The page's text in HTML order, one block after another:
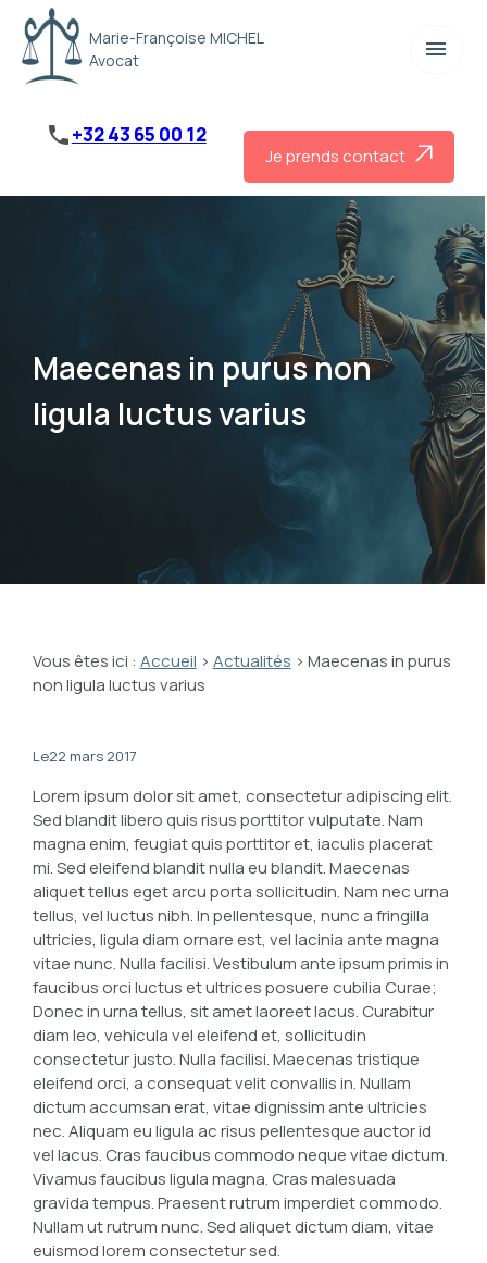
Marie-Françoise MICHEL
Avocat
menu
phone+32 43 65 00 12
Je prends contact
Maecenas in purus non
ligula luctus varius
Vous êtes ici : Accueil > Actualités > Maecenas in purus
non ligula luctus varius
Le22 mars 2017
Lorem ipsum dolor sit amet, consectetur adipiscing elit.
Sed blandit libero quis risus porttitor vulputate. Nam
magna enim, feugiat quis porttitor et, iaculis placerat
mi. Sed eleifend blandit nulla eu blandit. Maecenas
aliquet tellus eget arcu porta sollicitudin. Nam nec urna
tellus, vel luctus nibh. In pellentesque, nunc a fringilla
ultricies, ligula diam ornare est, vel lacinia ante magna
vitae nunc. Nulla facilisi. Vestibulum ante ipsum primis in
faucibus orci luctus et ultrices posuere cubilia Curae;
Donec in urna tellus, sit amet laoreet lacus. Curabitur
diam leo, vehicula vel eleifend et, sollicitudin
consectetur justo. Nulla facilisi. Maecenas tristique
eleifend orci, a consequat velit convallis in. Nullam
dictum accumsan erat, vitae dignissim ante ultricies
nec. Aliquam eu ligula ac risus pellentesque auctor id
vel lacus. Cras faucibus commodo neque vitae dictum.
Vivamus faucibus ligula magna. Cras malesuada
gravida tempus. Praesent rutrum imperdiet commodo.
Nullam ut rutrum nunc. Sed aliquet dictum diam, vitae
euismod lorem consectetur sed.
Panneau de gestion des cookies